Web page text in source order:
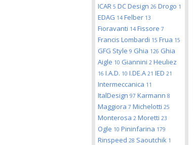
ICAR 5 DC Design 26 Drogo 1
EDAG 14 Felber 13
Fioravanti 14 Fissore 7
Francis Lombardi 15 Frua 15
GFG Style 9 Ghia 126 Ghia
Aigle 10 Giannini 2 Heuliez
16 I.A.D. 10 I.DE.A 21 IED 21
Intermeccanica 11
ItalDesign 97 Karmann 8
Maggiora 7 Michelotti 25
Monterosa 2 Moretti 23
Ogle 10 Pininfarina 179
Rinspeed 28 Saoutchik 1